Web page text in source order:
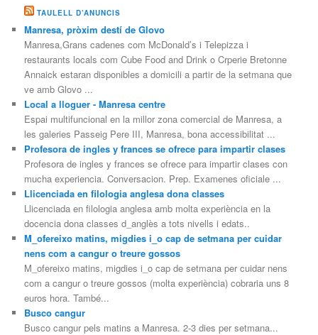
TAULELL D’ANUNCIS
Manresa, pròxim destí de Glovo
Manresa,Grans cadenes com McDonald’s i Telepizza i
restaurants locals com Cube Food and Drink o Crperie Bretonne
Annaick estaran disponibles a domicili a partir de la setmana que
ve amb Glovo ...
Local a lloguer - Manresa centre
Espai multifuncional en la millor zona comercial de Manresa, a
les galeries Passeig Pere III, Manresa, bona accessibilitat ...
Profesora de ingles y frances se ofrece para impartir clases
Profesora de ingles y frances se ofrece para impartir clases con
mucha experiencia. Conversacion. Prep. Examenes oficiale ...
Llicenciada en filologia anglesa dona classes
Llicenciada en filologia anglesa amb molta experiència en la
docencia dona classes d_anglès a tots nivells i edats..
M_ofereixo matins, migdies i_o cap de setmana per cuidar
nens com a cangur o treure gossos
M_ofereixo matins, migdies i_o cap de setmana per cuidar nens
com a cangur o treure gossos (molta experiència) cobraria uns 8
euros hora. També...
Busco cangur
Busco cangur pels matins a Manresa. 2-3 dies per setmana...